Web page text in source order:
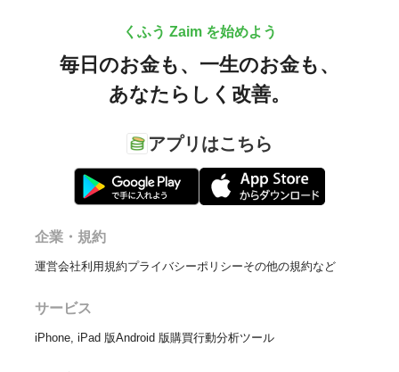
くふう Zaim を始めよう
毎日のお金も、 一生のお金も、
あなたらしく改善。
アプリはこちら
企業・規約
運営会社利用規約プライバシーポリシーその他の規約など
サービス
iPhone, iPad 版Android 版購買行動分析ツール